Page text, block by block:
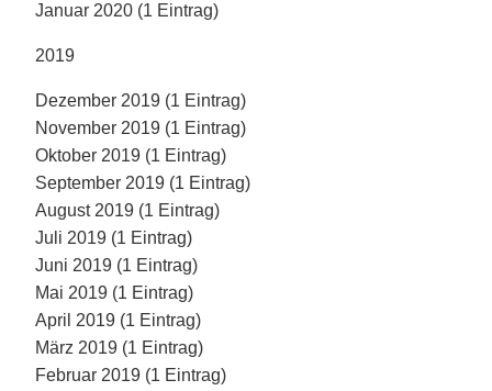
Januar 2020 (1 Eintrag)
2019
Dezember 2019 (1 Eintrag)
November 2019 (1 Eintrag)
Oktober 2019 (1 Eintrag)
September 2019 (1 Eintrag)
August 2019 (1 Eintrag)
Juli 2019 (1 Eintrag)
Juni 2019 (1 Eintrag)
Mai 2019 (1 Eintrag)
April 2019 (1 Eintrag)
März 2019 (1 Eintrag)
Februar 2019 (1 Eintrag)